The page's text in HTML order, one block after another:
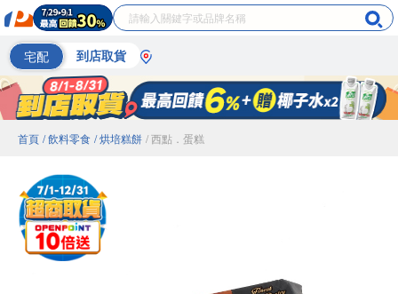
宅配 到店取貨
首頁 / 飲料零食 / 烘培糕餅 / 西點．蛋糕